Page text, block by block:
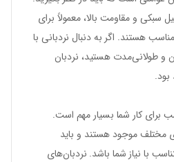
سبکی و مقاومت بالا، معمولاً برای
هستند. اگر به دنبال نردبانی با
و طولانی‌مدت هستید، نردبان
بود.
برای کار شما بسیار مهم است.
مختلف موجود هستند و باید
با نیاز شما باشد. نردبان‌های